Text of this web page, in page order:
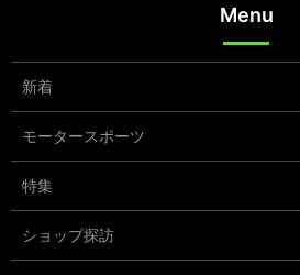
Menu
新着
モータースポーツ
特集
ショップ探訪